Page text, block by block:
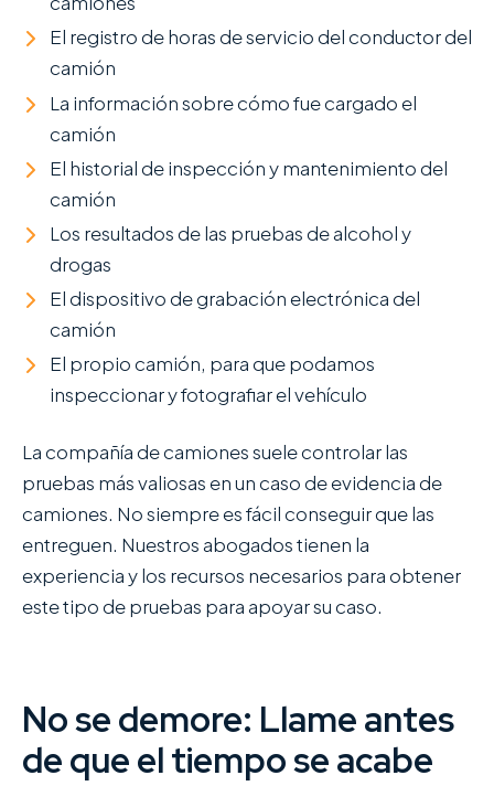
El registro de horas de servicio del conductor del
camión
La información sobre cómo fue cargado el
camión
El historial de inspección y mantenimiento del
camión
Los resultados de las pruebas de alcohol y
drogas
El dispositivo de grabación electrónica del
camión
El propio camión, para que podamos
inspeccionar y fotografiar el vehículo
La compañía de camiones suele controlar las
pruebas más valiosas en un caso de evidencia de
camiones. No siempre es fácil conseguir que las
entreguen. Nuestros abogados tienen la
experiencia y los recursos necesarios para obtener
este tipo de pruebas para apoyar su caso.
No se demore: Llame antes
de que el tiempo se acabe